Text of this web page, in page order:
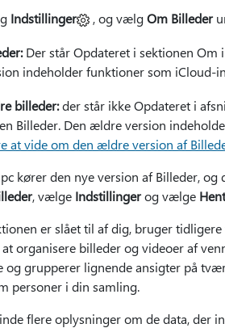
Indstillinger , og vælgOm Billeder
Der står Opdateret i sektionen Om
indeholder funktioner som iCloud-
billeder:der står ikke Opdateret i
Billeder. Den ældre version
at vide om den ældre version af
kører den nye version af Billeder,
, vælge Indstillingerog vælge
er slået til af dig, bruger
organisere billeder og videoer af
og grupperer lignende ansigter på
personer i din samling.
flere oplysninger om de data, der